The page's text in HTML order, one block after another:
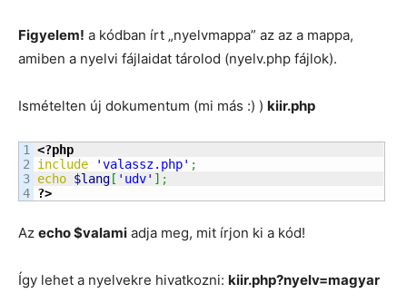
Figyelem! a kódban írt „nyelvmappa” az az a mappa,
amiben a nyelvi fájlaidat tárolod (nyelv.php fájlok).
Ismételten új dokumentum (mi más :) ) kiir.php
1
2
3
<?php
include
'valassz.php' ;
echo $lang[ 'udv' ] ;
?>
Az echo $valami adja meg, mit írjon ki a kód!
Így lehet a nyelvekre hivatkozni: kiir.php?nyelv=magyar